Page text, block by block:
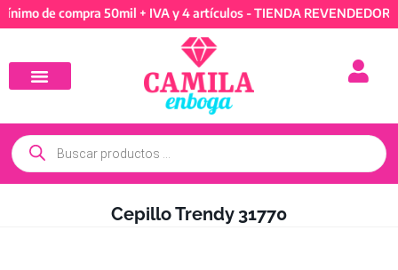
de compra 50mil + IVA y 4 artículos - TIENDA
Cepillo Trendy 31770